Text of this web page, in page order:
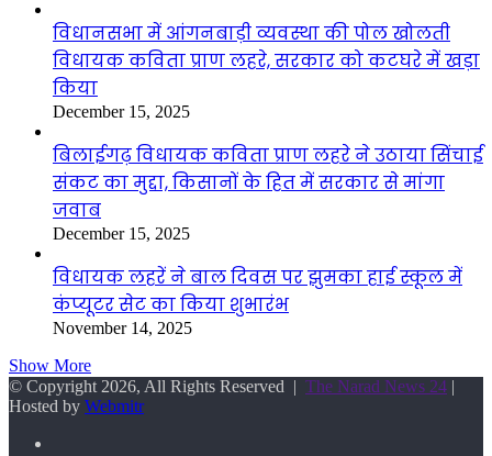
विधानसभा में आंगनबाड़ी व्यवस्था की पोल खोलती
विधायक कविता प्राण लहरे, सरकार को कटघरे में खड़ा
किया
December 15, 2025
बिलाईगढ़ विधायक कविता प्राण लहरे ने उठाया सिंचाई
संकट का मुद्दा, किसानों के हित में सरकार से मांगा
जवाब
December 15, 2025
विधायक लहरें ने बाल दिवस पर झुमका हाई स्कूल में
कंप्यूटर सेट का किया शुभारंभ
November 14, 2025
Show More
© Copyright 2026, All Rights Reserved | The Narad News 24 |
Hosted by Webmitr